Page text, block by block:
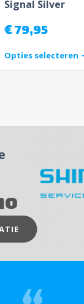
Signal Silver
€79,95
Opties selecteren